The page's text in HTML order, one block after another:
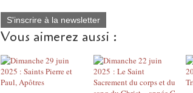
S'inscrire à la newsletter
Vous aimerez aussi :